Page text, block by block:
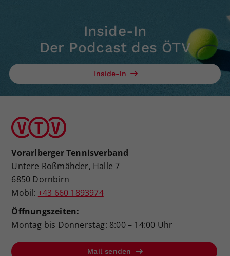
Inside-In
Der Podcast des ÖTV
Inside-In
Vorarlberger Tennisverband
Untere Roßmähder, Halle 7
6850 Dornbirn
Mobil: +43 660 1893974
Öffnungszeiten:
Montag bis Donnerstag: 8:00 – 14:00 Uhr
Mail senden